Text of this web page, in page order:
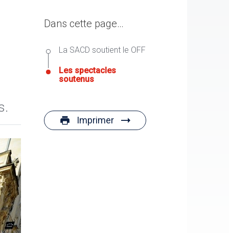
Dans cette page…
La SACD soutient le OFF
Les spectacles
soutenus
Imprimer